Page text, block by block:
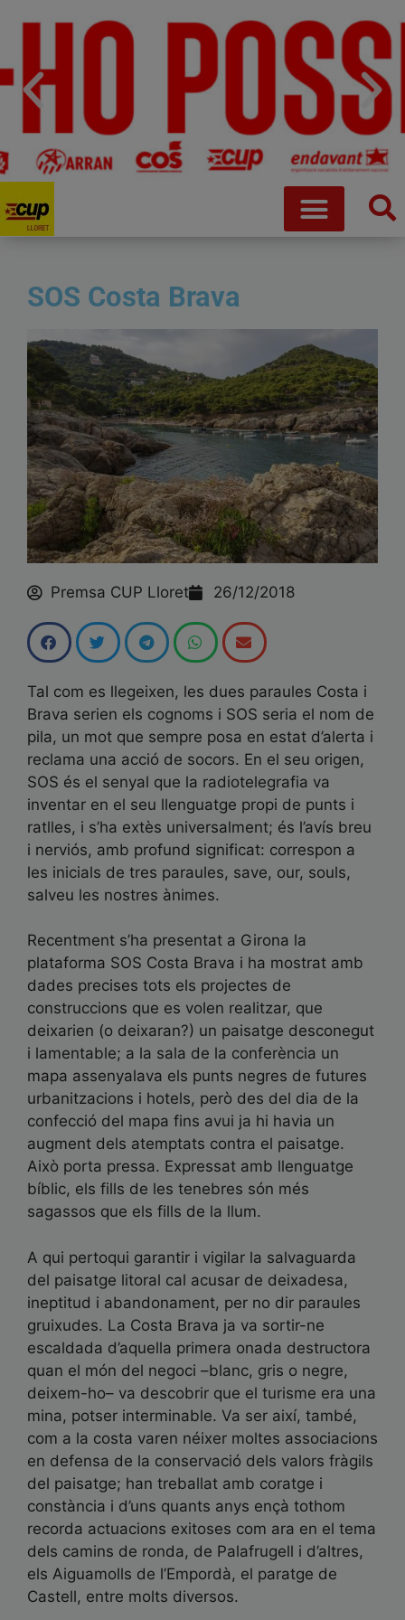
SOS Costa Brava
Premsa CUP Lloret 26/12/2018
Tal com es llegeixen, les dues paraules Costa i
Brava serien els cognoms i SOS seria el nom de
pila, un mot que sempre posa en estat d’alerta i
reclama una acció de socors. En el seu origen,
SOS és el senyal que la radiotelegrafia va
inventar en el seu llenguatge propi de punts i
ratlles, i s’ha extès universalment; és l’avís breu
i nerviós, amb profund significat: correspon a
les inicials de tres paraules, save, our, souls,
salveu les nostres ànimes.
Recentment s’ha presentat a Girona la
plataforma SOS Costa Brava i ha mostrat amb
dades precises tots els projectes de
construccions que es volen realitzar, que
deixarien (o deixaran?) un paisatge desconegut
i lamentable; a la sala de la conferència un
mapa assenyalava els punts negres de futures
urbanitzacions i hotels, però des del dia de la
confecció del mapa fins avui ja hi havia un
augment dels atemptats contra el paisatge.
Això porta pressa. Expressat amb llenguatge
bíblic, els fills de les tenebres són més
sagassos que els fills de la llum.
A qui pertoqui garantir i vigilar la salvaguarda
del paisatge litoral cal acusar de deixadesa,
ineptitud i abandonament, per no dir paraules
gruixudes. La Costa Brava ja va sortir-ne
escaldada d’aquella primera onada destructora
quan el món del negoci –blanc, gris o negre,
deixem-ho– va descobrir que el turisme era una
mina, potser interminable. Va ser així, també,
com a la costa varen néixer moltes associacions
en defensa de la conservació dels valors fràgils
del paisatge; han treballat amb coratge i
constància i d’uns quants anys ençà tothom
recorda actuacions exitoses com ara en el tema
dels camins de ronda, de Palafrugell i d’altres,
els Aiguamolls de l’Empordà, el paratge de
Castell, entre molts diversos.